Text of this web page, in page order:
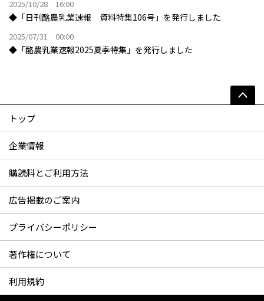
2025/10/28 16:00
◆「日刊酪農乳業速報 資料特集106号」を発行しました
2025/07/31 00:00
◆「酪農乳業速報2025夏季特集」を発行しました
トップ
企業情報
購読料とご利用方法
広告掲載のご案内
プライバシーポリシー
著作権について
利用規約